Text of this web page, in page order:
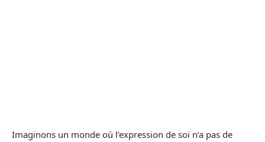
Imaginons un monde où l’expression de soi n’a pas de